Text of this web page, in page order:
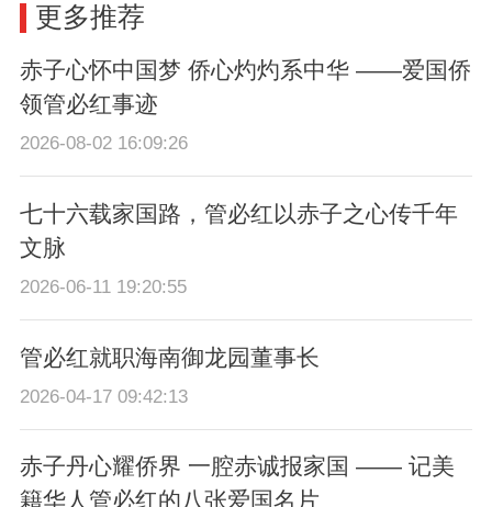
更多推荐
赤子心怀中国梦 侨心灼灼系中华 ——爱国侨
领管必红事迹
2026-08-02 16:09:26
七十六载家国路，管必红以赤子之心传千年
文脉
2026-06-11 19:20:55
管必红就职海南御龙园董事长
2026-04-17 09:42:13
赤子丹心耀侨界 一腔赤诚报家国 —— 记美
籍华人管必红的八张爱国名片